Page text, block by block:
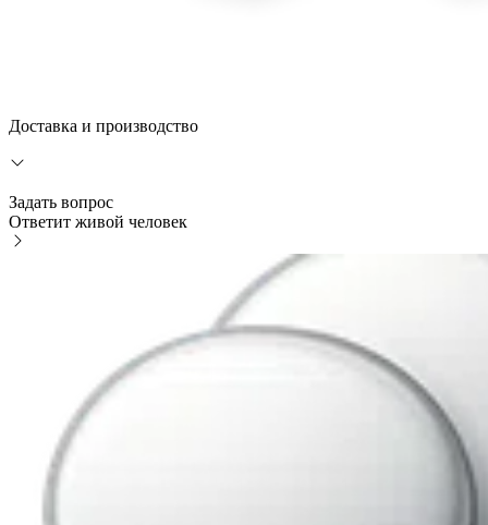
Доставка и производство
Задать вопрос
Ответит живой человек